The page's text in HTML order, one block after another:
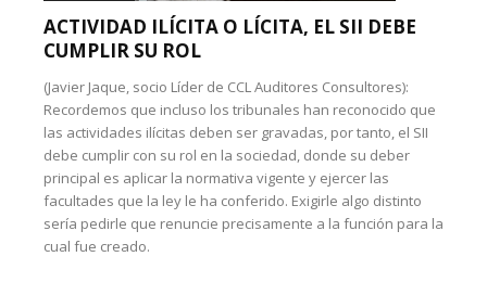
ACTIVIDAD ILÍCITA O LÍCITA, EL SII DEBE
CUMPLIR SU ROL
(Javier Jaque, socio Líder de CCL Auditores Consultores):
Recordemos que incluso los tribunales han reconocido que
las actividades ilícitas deben ser gravadas, por tanto, el SII
debe cumplir con su rol en la sociedad, donde su deber
principal es aplicar la normativa vigente y ejercer las
facultades que la ley le ha conferido. Exigirle algo distinto
sería pedirle que renuncie precisamente a la función para la
cual fue creado.